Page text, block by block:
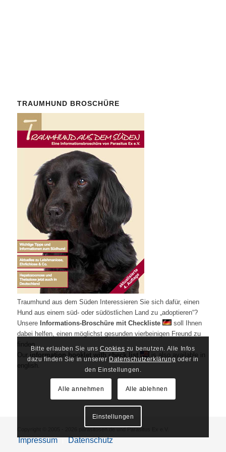
TRAUMHUND BROSCHÜRE
Traumhund aus dem Süden Interessieren Sie sich dafür, einen
Hund aus einem süd- oder südöstlichen Land zu „adoptieren“?
Unsere Informations-Broschüre mit Checkliste
soll Ihnen
dabei helfen, einen möglichst gesunden vierbeinigen Freund zu
finden.
Our information booklet with check list
is also available in
english.
Copyright © 2005 - 2026 parasitosen.de und Parasitus Ex e.V.
Impressum Datenschutz
Bitte erlauben Sie unsCookies zu benutzen. Alle Infos
dazu finden Sie in unserer Datenschutzerklärungoder in
den Einstellungen.
Alle annehmen Alle ablehnen
Einstellungen